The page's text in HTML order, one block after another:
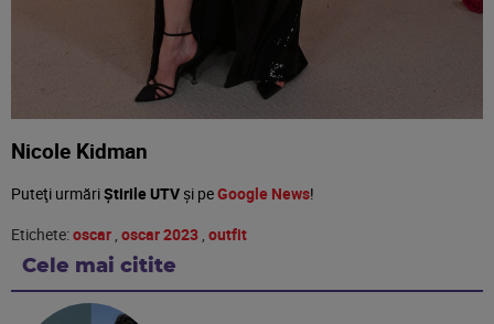
Nicole Kidman
Puteţi urmăriȘtirile UTVşi peGoogle News!
Etichete:oscar , oscar 2023 , outfit
Cele mai citite